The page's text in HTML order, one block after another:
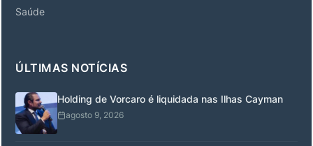
Saúde
ÚLTIMAS NOTÍCIAS
Holding de Vorcaro é liquidada nas Ilhas Cayman
agosto 9, 2026